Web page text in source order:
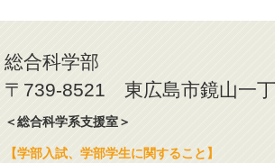
総合科学部
〒739-8521 東広島市鏡山一
＜総合科学系支援室＞
【学部入試、学部学生に関すること】